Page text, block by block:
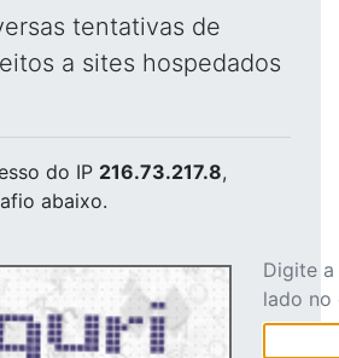
tentativas de
a sites hospedados
do IP 216.73.217.8,
abaixo.
Digite
lado no